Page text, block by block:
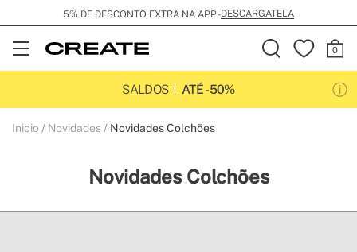
5% DE DESCONTO EXTRA NA APP -DESCARGATELA
Open
Menu
SALDOS
ATÉ -50%
Inicio Novidades Novidades Colchões
Novidades Colchões